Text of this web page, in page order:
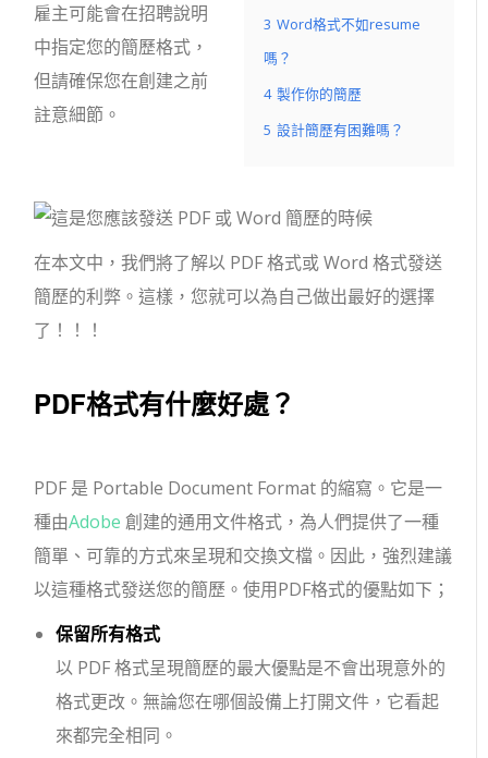
3 Word格式不如resume
嗎？
4 製作你的簡歷
5 設計簡歷有困難嗎？
雇主可能會在招聘說明
中指定您的簡歷格式，
但請確保您在創建之前
註意細節。
在本文中，我們將了解以 PDF 格式或 Word 格式發送
簡歷的利弊。這樣，您就可以為自己做出最好的選擇
了！！！
PDF格式有什麼好處？
PDF 是 Portable Document Format 的縮寫。它是一
種由Adob​​e 創建的通用文件格式，為人們提供了一種
簡單、可靠的方式來呈現和交換文檔。因此，強烈建議
以這種格式發送您的簡歷。使用PDF格式的優點如下；
保留所有格式
以 PDF 格式呈現簡歷的最大優點是不會出現意外的
格式更改。無論您在哪個設備上打開文件，它看起
來都完全相同。